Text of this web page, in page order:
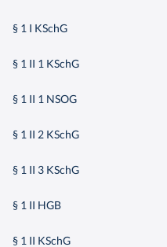
§ 1 I KSchG
§ 1 II 1 KSchG
§ 1 II 1 NSOG
§ 1 II 2 KSchG
§ 1 II 3 KSchG
§ 1 II HGB
§ 1 II KSchG